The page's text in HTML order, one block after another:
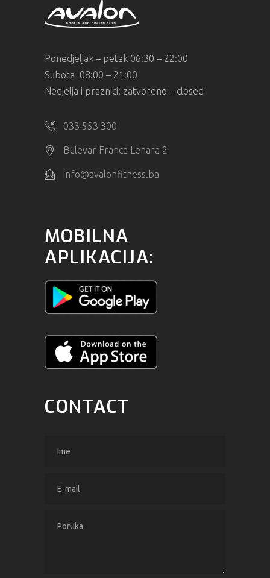
Ponedjeljak – petak 06:30 – 22:00
Subota 08:00 – 21:00
Nedjelja i praznici: zatvoreno – closed
033 553 300
Bulevar Franca Lehara 2
info@avalonfitness.ba
MOBILNA
APLIKACIJA:
CONTACT